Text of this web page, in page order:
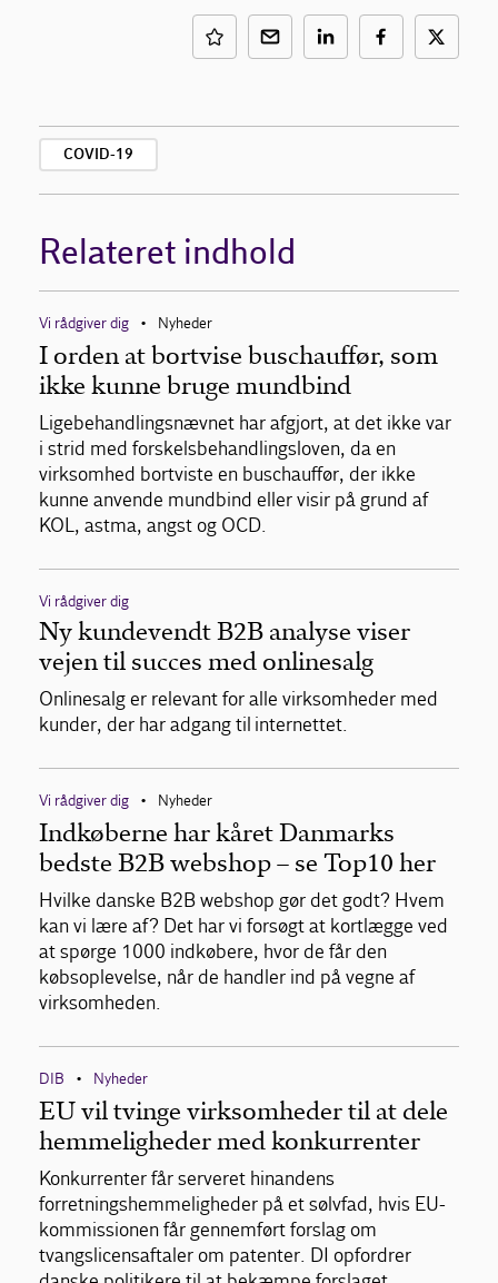
COVID-19
Relateret indhold
Vi rådgiver dig • Nyheder
I orden at bortvise buschauffør, som
ikke kunne bruge mundbind
Ligebehandlingsnævnet har afgjort, at det ikke var
i strid med forskelsbehandlingsloven, da en
virksomhed bortviste en buschauffør, der ikke
kunne anvende mundbind eller visir på grund af
KOL, astma, angst og OCD.
Vi rådgiver dig
Ny kundevendt B2B analyse viser
vejen til succes med onlinesalg
Onlinesalg er relevant for alle virksomheder med
kunder, der har adgang til internettet.
Vi rådgiver dig • Nyheder
Indkøberne har kåret Danmarks
bedste B2B webshop – se Top10 her
Hvilke danske B2B webshop gør det godt? Hvem
kan vi lære af? Det har vi forsøgt at kortlægge ved
at spørge 1000 indkøbere, hvor de får den
købsoplevelse, når de handler ind på vegne af
virksomheden.
DIB • Nyheder
EU vil tvinge virksomheder til at dele
hemmeligheder med konkurrenter
Konkurrenter får serveret hinandens
forretningshemmeligheder på et sølvfad, hvis EU-
kommissionen får gennemført forslag om
tvangslicensaftaler om patenter. DI opfordrer